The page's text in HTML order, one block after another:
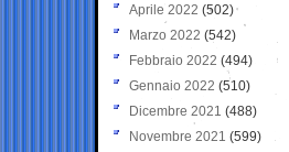
Aprile 2022 (502)
Marzo 2022 (542)
Febbraio 2022 (494)
Gennaio 2022 (510)
Dicembre 2021 (488)
Novembre 2021 (599)